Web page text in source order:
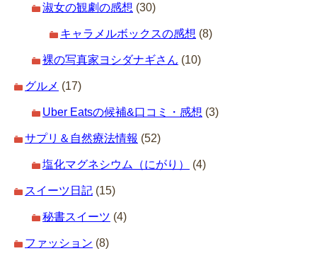
淑女の観劇の感想 (30)
キャラメルボックスの感想 (8)
裸の写真家ヨシダナギさん (10)
グルメ (17)
Uber Eatsの候補&口コミ・感想 (3)
サプリ＆自然療法情報 (52)
塩化マグネシウム（にがり） (4)
スイーツ日記 (15)
秘書スイーツ (4)
ファッション (8)